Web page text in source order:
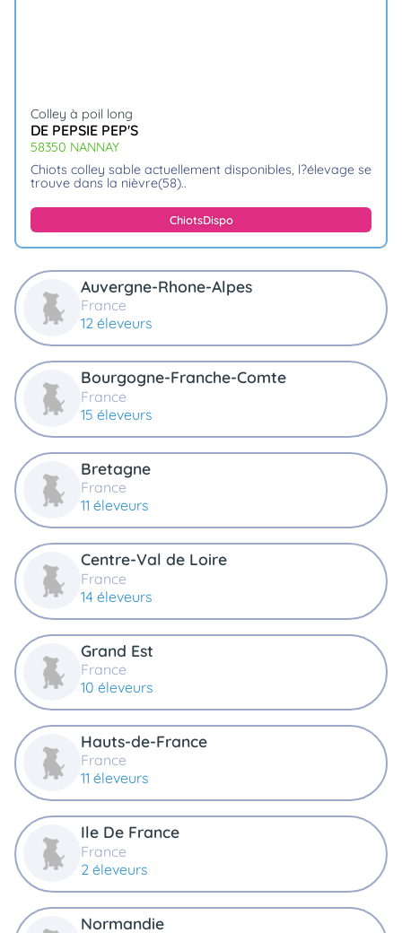
Colley à poil long
DE PEPSIE PEP'S
58350 NANNAY
chiots colley sable actuellement disponibles, l?élevage se
trouve dans la nièvre(58)
ChiotsDispo
Auvergne-Rhone-Alpes
France
12 éleveurs
Bourgogne-Franche-Comte
France
15 éleveurs
Bretagne
France
11 éleveurs
Centre-Val de Loire
France
14 éleveurs
Grand Est
France
10 éleveurs
Hauts-de-France
France
11 éleveurs
Ile De France
France
2 éleveurs
Normandie